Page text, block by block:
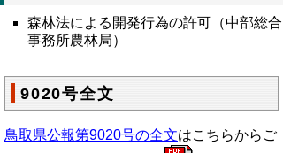
森林法による開発行為の許可（中部総合
事務所農林局）
9020号全文
鳥取県公報第9020号の全文はこちらからご